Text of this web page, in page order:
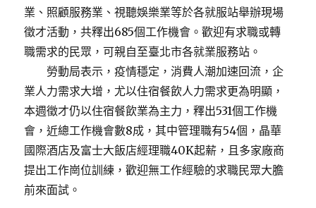
業、照顧服務業、視聽娛樂業等於各就服站舉辦現場
徵才活動，共釋出685個工作機會。歡迎有求職或轉
職需求的民眾，可親自至臺北市各就業服務站。
勞動局表示，疫情穩定，消費人潮加速回流，企
業人力需求大增，尤以住宿餐飲人力需求更為明顯，
本週徵才仍以住宿餐飲業為主力，釋出531個工作機
會，近總工作機會數8成，其中管理職有54個，晶華
國際酒店及富士大飯店經理職40K起薪，且多家廠商
提出工作崗位訓練，歡迎無工作經驗的求職民眾大膽
前來面試。